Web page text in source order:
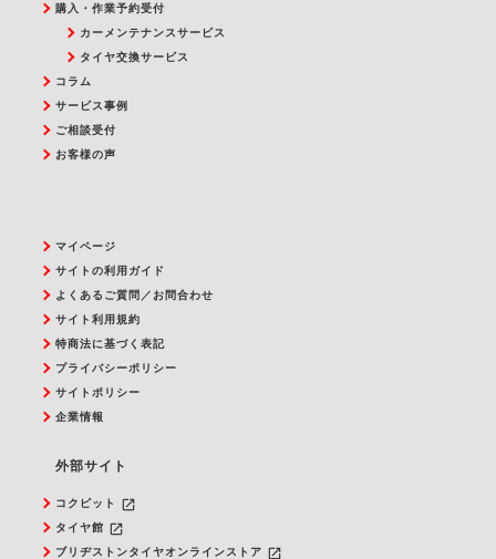
購入・作業予約受付
カーメンテナンスサービス
タイヤ交換サービス
コラム
サービス事例
ご相談受付
お客様の声
マイページ
サイトの利用ガイド
よくあるご質問／お問合わせ
サイト利用規約
特商法に基づく表記
プライバシーポリシー
サイトポリシー
企業情報
外部サイト
コクピット launch
タイヤ館 launch
ブリヂストンタイヤオンラインストア launch